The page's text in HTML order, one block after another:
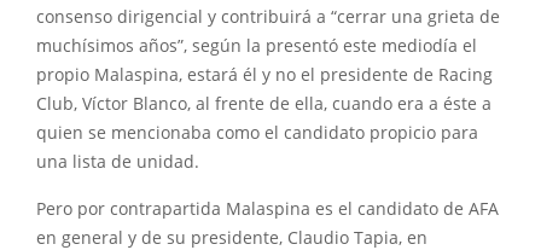
consenso dirigencial y contribuirá a “cerrar una grieta de
muchísimos años”, según la presentó este mediodía el
propio Malaspina, estará él y no el presidente de Racing
Club, Víctor Blanco, al frente de ella, cuando era a éste a
quien se mencionaba como el candidato propicio para
una lista de unidad.
Pero por contrapartida Malaspina es el candidato de AFA
en general y de su presidente, Claudio Tapia, en